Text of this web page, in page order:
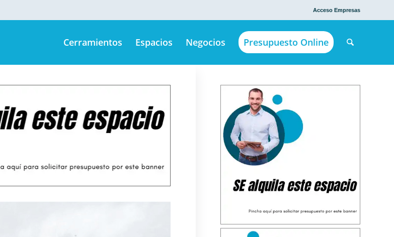
Acceso Empresas
Cerramientos Espacios Negocios Presupuesto Online